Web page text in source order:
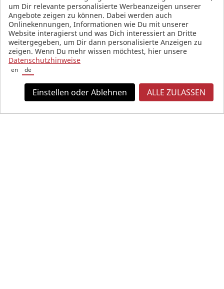
um Dir relevante personalisierte Werbeanzeigen unserer
Angebote zeigen zu können. Dabei werden auch
Onlinekennungen, Informationen wie Du mit unserer
Website interagierst und was Dich interessiert an Dritte
weitergegeben, um Dir dann personalisierte Anzeigen zu
zeigen. Wenn Du mehr wissen möchtest, hier unsere
Datenschutzhinweise
en de
Einstellen oder Ablehnen ALLE ZULASSEN